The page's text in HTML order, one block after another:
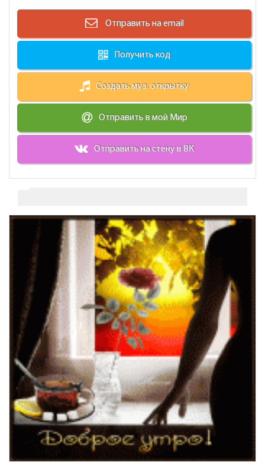
Отправить на email
Получить код
Создать муз. открытку
Отправить в мой Мир
Отправить на стену в ВК